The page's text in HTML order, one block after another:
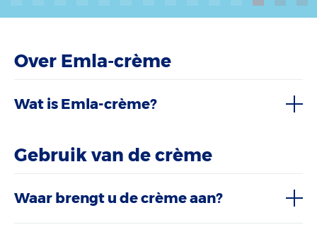
Over Emla-crème
Wat is Emla-crème?
Gebruik van de crème
Waar brengt u de crème aan?